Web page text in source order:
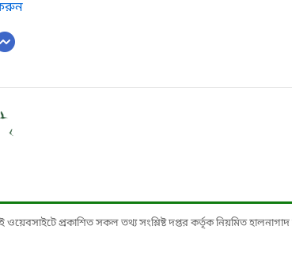
ওয়েবসাইটে প্রকাশিত সকল তথ্য সংশ্লিষ্ট দপ্তর কর্তৃক নিয়মিত হালনাগাদ